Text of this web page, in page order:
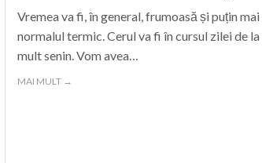
Vremea va fi, în general, frumoasă și puțin
normalul termic. Cerul va fi în cursul zilei de
mult senin. Vom avea…
MAI MULT →